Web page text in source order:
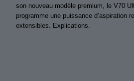
son nouveau modèle premium, le V70
programme une puissance d’aspiration
extensibles. Explications.